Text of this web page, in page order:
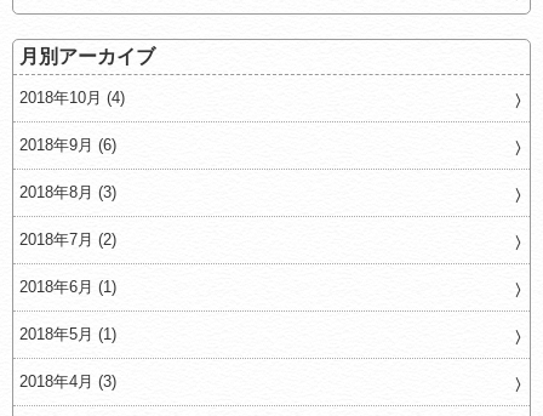
月別アーカイブ
2018年10月 (4)
2018年9月 (6)
2018年8月 (3)
2018年7月 (2)
2018年6月 (1)
2018年5月 (1)
2018年4月 (3)